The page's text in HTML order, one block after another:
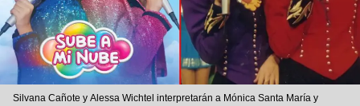
Silvana Cañote y Alessa Wichtel interpretarán a Mónica Santa María y